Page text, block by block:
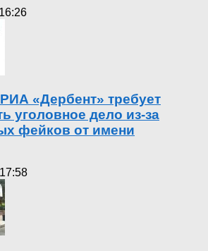
«Дербент» требует
уголовное дело из-за
фейков от имени